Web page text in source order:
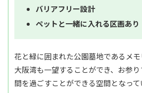
バリアフリー設計
ペットと一緒に入れる区画あり
花と緑に囲まれた公園墓地であるメモ
大阪湾も一望することができ、お参
間を過ごすことができる空間となって